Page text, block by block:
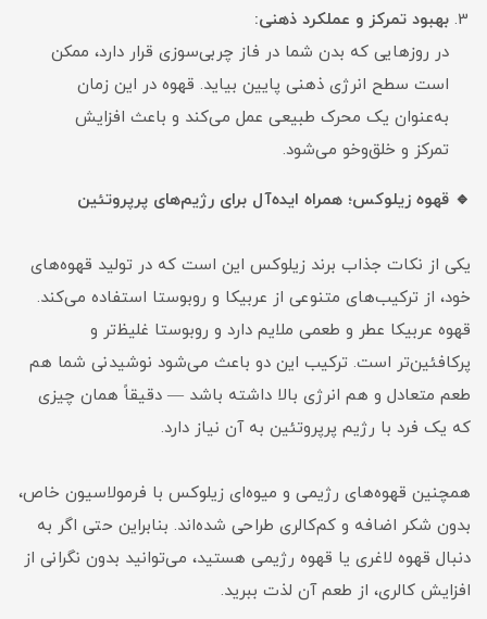
بهبود تمرکز و عملکرد ذهنی:
در روزهایی که بدن شما در فاز چربی‌سوزی قرار دارد، ممکن
است سطح انرژی ذهنی پایین بیاید. قهوه در این زمان
به‌عنوان یک محرک طبیعی عمل می‌کند و باعث افزایش
تمرکز و خلق‌وخو می‌شود.
🔹 قهوه زیلوکس؛ همراه ایده‌آل برای رژیم‌های پرپروتئین
یکی از نکات جذاب برند زیلوکس این است که در تولید قهوه‌های
خود، از ترکیب‌های متنوعی از عربیکا و روبوستا استفاده می‌کند.
قهوه عربیکا عطر و طعمی ملایم دارد و روبوستا غلیظ‌تر و
پرکافئین‌تر است. ترکیب این دو باعث می‌شود نوشیدنی شما هم
طعم متعادل و هم انرژی بالا داشته باشد — دقیقاً همان چیزی
که یک فرد با رژیم پرپروتئین به آن نیاز دارد.
همچنین قهوه‌های رژیمی و میوه‌ای زیلوکس با فرمولاسیون خاص،
بدون شکر اضافه و کم‌کالری طراحی شده‌اند. بنابراین حتی اگر به
دنبال قهوه لاغری یا قهوه رژیمی هستید، می‌توانید بدون نگرانی از
افزایش کالری، از طعم آن لذت ببرید.